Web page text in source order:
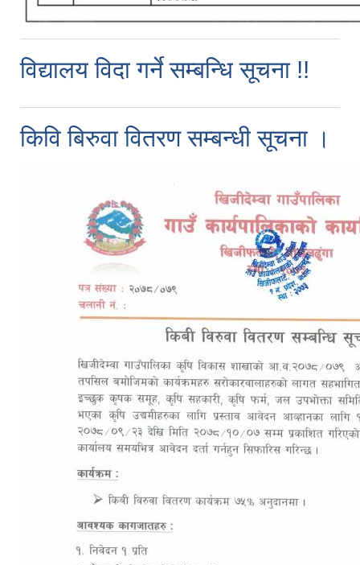
विद्यालय विदा गर्ने सम्बन्धि सूचना !!
किवि बिरुवा वितरण सम्बन्धी सूचना ।